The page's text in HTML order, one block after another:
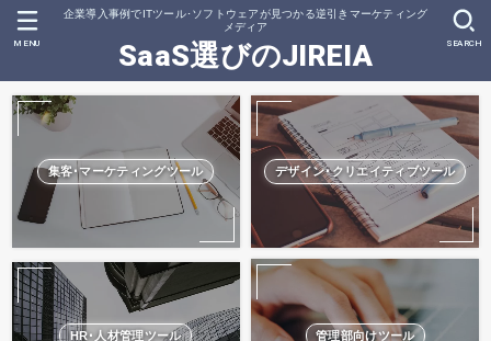
企業導入事例でITツール･ソフトウェアが見つかる逆引きマーケティング
メディア
SaaS選びのJIREIA SEARCH
MENU
集客･マーケティングツール デザイン･クリエイティブツール
HR･人材管理ツール 管理部向けツール